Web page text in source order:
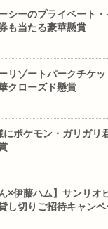
シーのプライベート
も当たる豪華懸賞
リゾートパークチケ
クローズド懸賞
にポケモン・ガリガリ
ん×伊藤ハム】サンリオ
し切りご招待キャン